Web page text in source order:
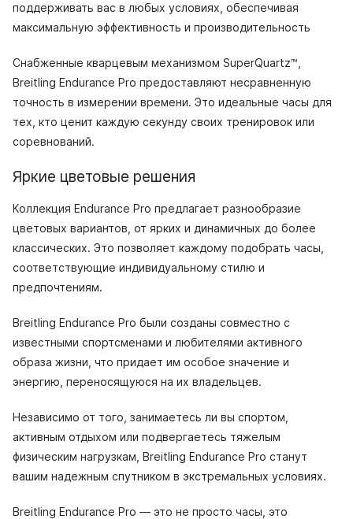
поддерживать вас в любых условиях, обеспечивая
максимальную эффективность и производительность
Снабженные кварцевым механизмом SuperQuartz™,
Breitling Endurance Pro предоставляют несравненную
точность в измерении времени. Это идеальные часы для
тех, кто ценит каждую секунду своих тренировок или
соревнований.
Яркие цветовые решения
Коллекция Endurance Pro предлагает разнообразие
цветовых вариантов, от ярких и динамичных до более
классических. Это позволяет каждому подобрать часы,
соответствующие индивидуальному стилю и
предпочтениям.
Breitling Endurance Pro были созданы совместно с
известными спортсменами и любителями активного
образа жизни, что придает им особое значение и
энергию, переносящуюся на их владельцев.
Независимо от того, занимаетесь ли вы спортом,
активным отдыхом или подвергаетесь тяжелым
физическим нагрузкам, Breitling Endurance Pro станут
вашим надежным спутником в экстремальных условиях.
Breitling Endurance Pro — это не просто часы, это